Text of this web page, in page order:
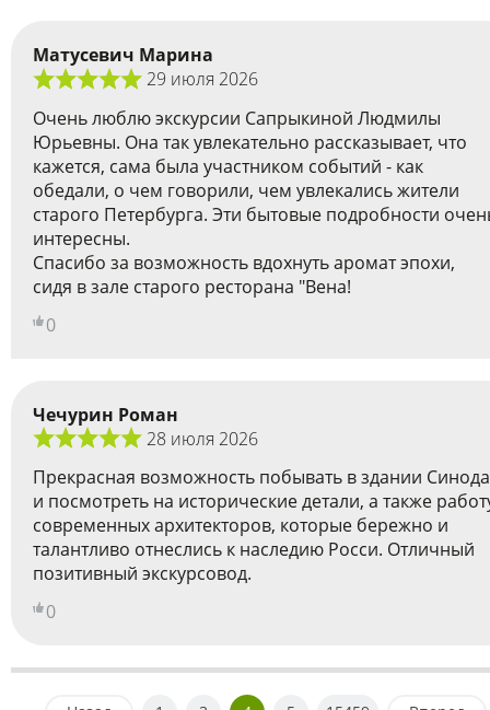
Матусевич Марина
29 июля 2026
Очень люблю экскурсии Сапрыкиной Людмилы
Юрьевны. Она так увлекательно рассказывает, что
кажется, сама была участником событий - как
обедали, о чем говорили, чем увлекались жители
старого Петербурга. Эти бытовые подробности
интересны.
Спасибо за возможность вдохнуть аромат эпохи,
сидя в зале старого ресторана "Вена!
0
Чечурин Роман
28 июля 2026
Прекрасная возможность побывать в здании Синода
и посмотреть на исторические детали, а также
современных архитекторов, которые бережно и
талантливо отнеслись к наследию Росси. Отличный
позитивный экскурсовод.
0